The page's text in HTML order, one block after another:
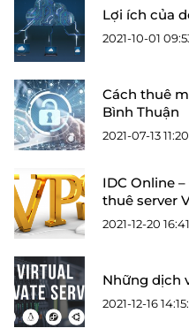
Lợi ích của
2021-10-01
Cách thuê
Bình Thuận
2021-07-13
IDC Online
thuê server
2021-12-20
Những dịch
2021-12-16